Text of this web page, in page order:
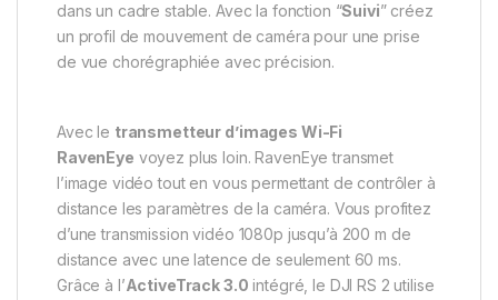
dans un cadre stable. Avec la fonction “Suivi” créez
un profil de mouvement de caméra pour une prise
de vue chorégraphiée avec précision.
Avec le transmetteur d’images Wi-Fi
RavenEye voyez plus loin. RavenEye transmet
l’image vidéo tout en vous permettant de contrôler à
distance les paramètres de la caméra. Vous profitez
d’une transmission vidéo 1080p jusqu’à 200 m de
distance avec une latence de seulement 60 ms.
Grâce à l’ActiveTrack 3.0 intégré, le DJI RS 2 utilise